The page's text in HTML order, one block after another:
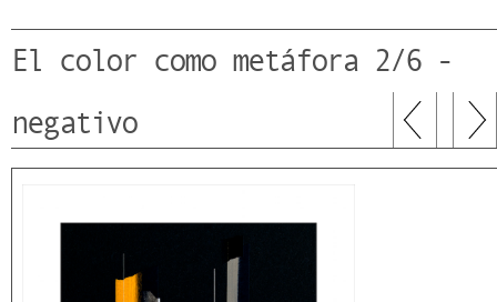
El color como metáfora 2/6 -
negativo